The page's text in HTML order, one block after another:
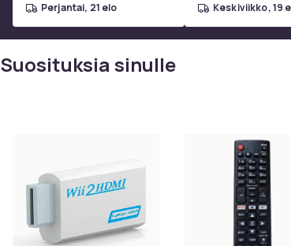
perjantai, 21 elo keskiviikko, 19
Suosituksia sinulle